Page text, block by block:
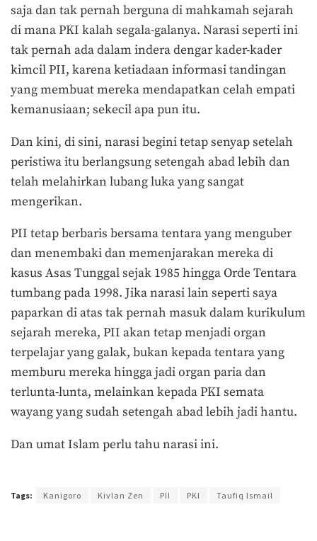
saja dan tak pernah berguna di mahkamah sejarah
di mana PKI kalah segala-galanya. Narasi seperti ini
tak pernah ada dalam indera dengar kader-kader
kimcil PII, karena ketiadaan informasi tandingan
yang membuat mereka mendapatkan celah empati
kemanusiaan; sekecil apa pun itu.
Dan kini, di sini, narasi begini tetap senyap setelah
peristiwa itu berlangsung setengah abad lebih dan
telah melahirkan lubang luka yang sangat
mengerikan.
PII tetap berbaris bersama tentara yang menguber
dan menembaki dan memenjarakan mereka di
kasus Asas Tunggal sejak 1985 hingga Orde Tentara
tumbang pada 1998. Jika narasi lain seperti saya
paparkan di atas tak pernah masuk dalam kurikulum
sejarah mereka, PII akan tetap menjadi organ
terpelajar yang galak, bukan kepada tentara yang
memburu mereka hingga jadi organ paria dan
terlunta-lunta, melainkan kepada PKI semata
wayang yang sudah setengah abad lebih jadi hantu.
Dan umat Islam perlu tahu narasi ini.
Tags: Kanigoro Kivlan Zen PII PKI Taufiq Ismail